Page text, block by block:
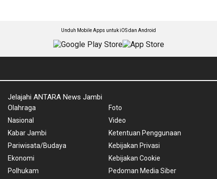
Unduh Mobile Apps untuk iOS dan Android
Jelajahi ANTARA News Jambi
Olahraga
Nasional
Kabar Jambi
Pariwisata/Budaya
Ekonomi
Polhukam
Foto
Video
Ketentuan Penggunaan
Kebijakan Privasi
Kebijakan Cookie
Pedoman Media Siber